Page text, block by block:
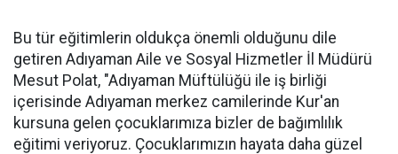
Bu tür eğitimlerin oldukça önemli olduğunu dile
getiren Adıyaman Aile ve Sosyal Hizmetler İl Müdürü
Mesut Polat, "Adıyaman Müftülüğü ile iş birliği
içerisinde Adıyaman merkez camilerinde Kur'an
kursuna gelen çocuklarımıza bizler de bağımlılık
eğitimi veriyoruz. Çocuklarımızın hayata daha güzel